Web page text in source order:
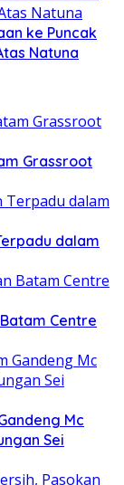
ke Puncak
Natuna
Grassroot
dalam
Centre
Mc
Sei